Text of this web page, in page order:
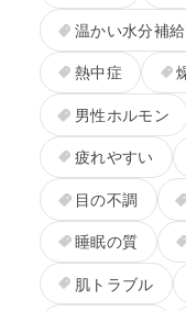
温かい水分補給
熱中症
男性ホルモン
疲れやすい
目の不調
睡眠の質
肌トラブル